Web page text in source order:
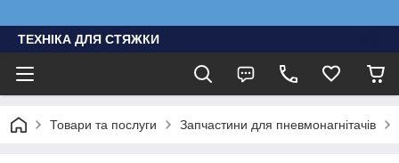
ТЕХНІКА ДЛЯ СТЯЖКИ
Товари та послуги Запчастини для пневмонагнітачів